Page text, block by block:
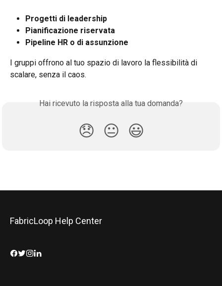
Progetti di leadership
Pianificazione riservata
Pipeline HR o di assunzione
I gruppi offrono al tuo spazio di lavoro la flessibilità di
scalare, senza il caos.
Hai ricevuto la risposta alla tua domanda?
😞 😐 😃
FabricLoop Help Center